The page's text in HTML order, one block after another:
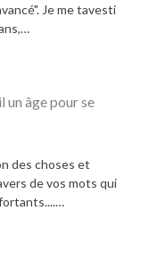
Je me tavesti
un âge pour se
des choses et
de vos mots qui